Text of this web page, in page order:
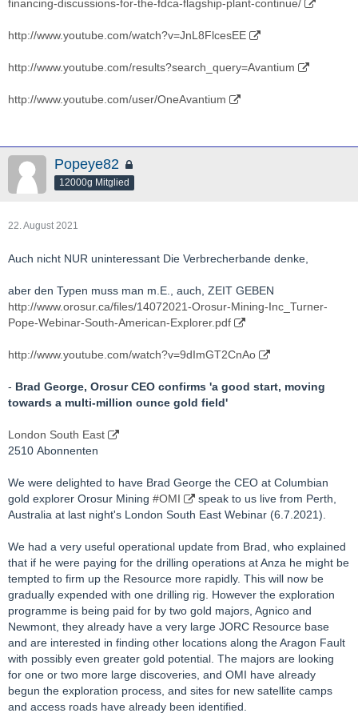
financing-discussions-for-the-fdca-flagship-plant-continue/
http://www.youtube.com/watch?v=JnL8FlcesEE
http://www.youtube.com/results?search_query=Avantium
http://www.youtube.com/user/OneAvantium
Popeye82
12000g Mitglied
22. August 2021
Auch nicht NUR uninteressant Die Verbrecherbande denke,
aber den Typen muss man m.E., auch, ZEIT GEBEN
http://www.orosur.ca/files/14072021-Orosur-Mining-Inc_Turner-
Pope-Webinar-South-American-Explorer.pdf
http://www.youtube.com/watch?v=9dImGT2CnAo
- Brad George, Orosur CEO confirms 'a good start, moving
towards a multi-million ounce gold field'
London South East
2510 Abonnenten
We were delighted to have Brad George the CEO at Columbian
gold explorer Orosur Mining #OMI
speak to us live from Perth,
Australia at last night's London South East Webinar (6.7.2021).
We had a very useful operational update from Brad, who explained
that if he were paying for the drilling operations at Anza he might be
tempted to firm up the Resource more rapidly. This will now be
gradually expended with one drilling rig. However the exploration
programme is being paid for by two gold majors, Agnico and
Newmont, they already have a very large JORC Resource base
and are interested in finding other locations along the Aragon Fault
with possibly even greater gold potential. The majors are looking
for one or two more large discoveries, and OMI have already
begun the exploration process, and sites for new satellite camps
and access roads have already been identified.